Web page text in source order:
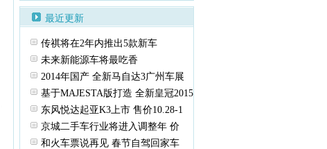
最近更新
传祺将在2年内推出5款新车
未来新能源车将最吃香
2014年国产 全新马自达3广州车展
基于MAJESTA版打造 全新皇冠2015
东风悦达起亚K3上市 售价10.28-1
京城二手车行业将进入调整年 价
和火车票说再见 春节自驾回家车